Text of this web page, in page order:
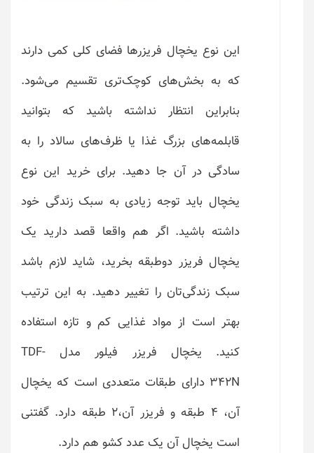
این نوع یخچال فریزرها فضای کلی کمی دارند
که به بخش‌های کوچک‌تری تقسیم می‌شود.
بنابراین انتظار نداشته باشید که بتوانید
قابلمه‌های بزرگ غذا یا ظرف‌های سالاد را به
سادگی در آن جا دهید. برای خرید این نوع
یخچال باید توجه زیادی به سبک زندگی خود
داشته باشید. اگر هم واقعا قصد دارید یک
یخچال فریزر دوطبقه بخرید، شاید لازم باشد
سبک زندگی‌تان را تغییر دهید. به این ترتیب
بهتر است از مواد غذایی کم و تازه استفاده
کنید. یخچال فریزر فیلور مدل TDF-
342N دارای طبقات متعددی است که یخچال
آن، ۴ طبقه و فریزر آن،۲ طبقه دارد. گفتنی
است یخچال آن یک عدد کشو هم دارد.